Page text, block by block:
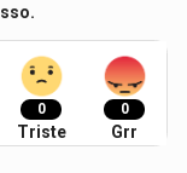
0
Triste
0
Grr